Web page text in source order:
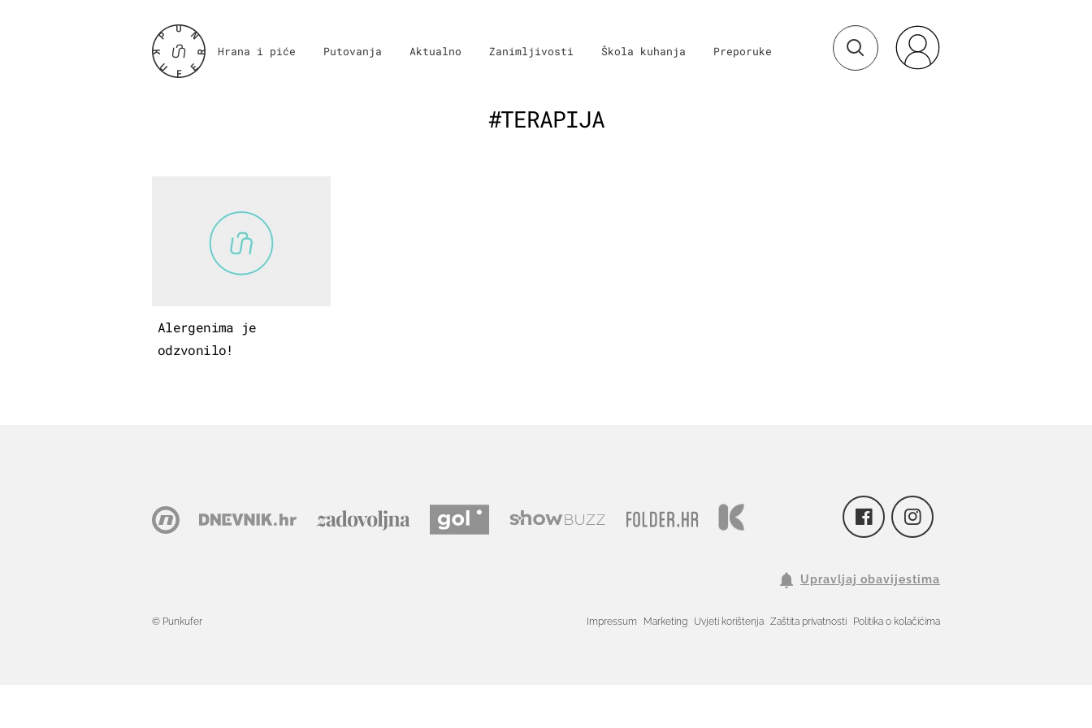
Hrana i piće Putovanja Aktualno Zanimljivosti Škola kuhanja Preporuke
#TERAPIJA
Alergenima je
odzvonilo!
Upravljaj obavijestima
© Punkufer Impressum Marketing Uvjeti korištenja Zaštita privatnosti Politika o kolačićima